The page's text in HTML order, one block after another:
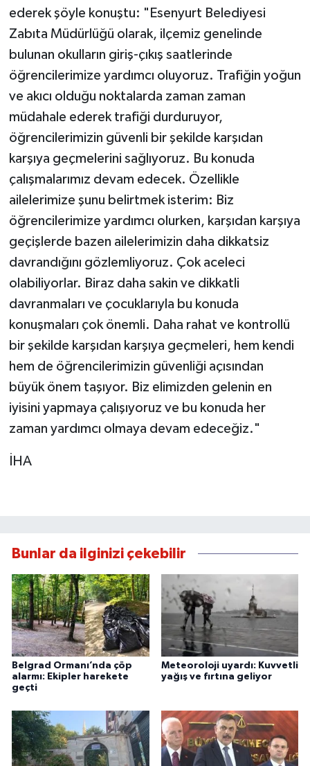
ederek şöyle konuştu: "Esenyurt Belediyesi
Zabıta Müdürlüğü olarak, ilçemiz genelinde
bulunan okulların giriş-çıkış saatlerinde
öğrencilerimize yardımcı oluyoruz. Trafiğin yoğun
ve akıcı olduğu noktalarda zaman zaman
müdahale ederek trafiği durduruyor,
öğrencilerimizin güvenli bir şekilde karşıdan
karşıya geçmelerini sağlıyoruz. Bu konuda
çalışmalarımız devam edecek. Özellikle
ailelerimize şunu belirtmek isterim: Biz
öğrencilerimize yardımcı olurken, karşıdan karşıya
geçişlerde bazen ailelerimizin daha dikkatsiz
davrandığını gözlemliyoruz. Çok aceleci
olabiliyorlar. Biraz daha sakin ve dikkatli
davranmaları ve çocuklarıyla bu konuda
konuşmaları çok önemli. Daha rahat ve kontrollü
bir şekilde karşıdan karşıya geçmeleri, hem kendi
hem de öğrencilerimizin güvenliği açısından
büyük önem taşıyor. Biz elimizden gelenin en
iyisini yapmaya çalışıyoruz ve bu konuda her
zaman yardımcı olmaya devam edeceğiz."
İHA
Bunlar da ilginizi çekebilir
Belgrad Ormanı’nda çöp
alarmı: Ekipler harekete
geçti
Meteoroloji uyardı: Kuvvetli
yağış ve fırtına geliyor